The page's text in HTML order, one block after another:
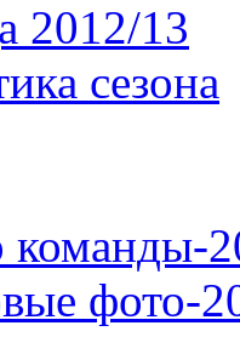
2012/13
сезона
команды-
фото-